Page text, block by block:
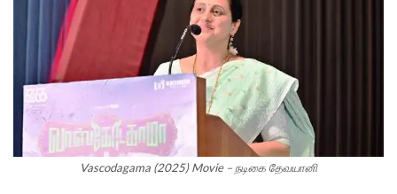
Vascodagama (2025) Movie – நடிகை தேவயானி